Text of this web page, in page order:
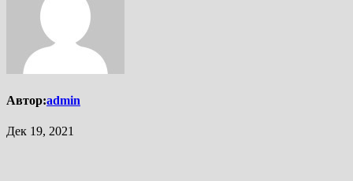
Автор:admin
Дек 19, 2021